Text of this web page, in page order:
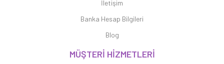
İletişim
Banka Hesap Bilgileri
Blog
MÜŞTERİ HİZMETLERİ